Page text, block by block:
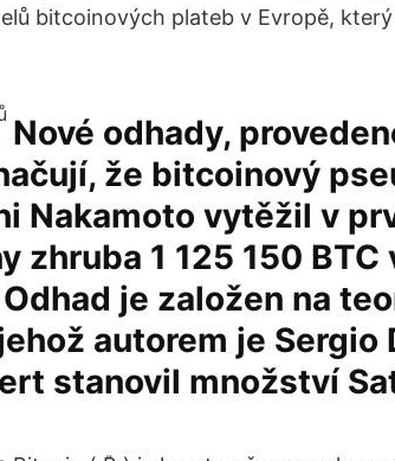
bitcoinových plateb v Evropě,
Nové odhady,
že bitcoinový
Nakamoto vytěžil v
zhruba 1 125 150 BTC
Odhad je založen na
autorem je Sergio
stanovil množství